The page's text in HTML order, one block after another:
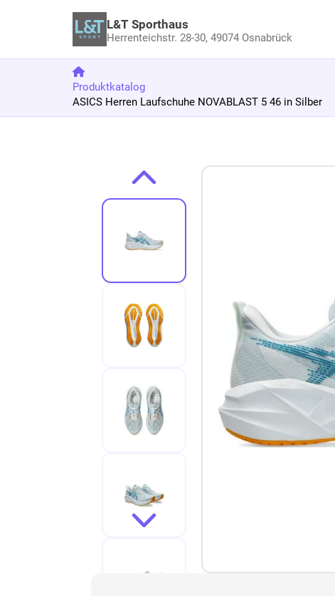
L&T Sporthaus
Herrenteichstr. 28-30,49074 Osnabrück
Produktkatalog
ASICS Herren Laufschuhe NOVABLAST 5 46 in Silber
Zur Produktbeschreibung springen